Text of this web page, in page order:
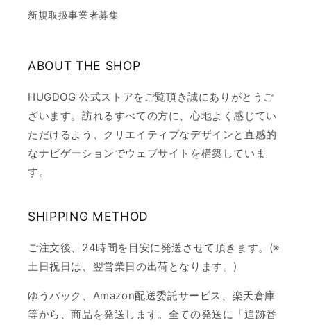
新規取扱事業者募集
ABOUT THE SHOP
HUGDOG 公式ストアをご覧頂き誠にありがとうご
ざいます。訪れるすべての方に、心地よく感じてい
ただけるよう、クリエイティブなデザインと直感的
なナビゲーションでウェブサイトを構築していま
す。
SHIPPING METHOD
ご注文後、24時間を目安に発送させて頂きます。(※
土日祝日は、翌営業日の出荷となります。)
ゆうパック、Amazon配送委託サービス、楽天倉庫
等から、商品を発送します。全ての発送に「追跡番